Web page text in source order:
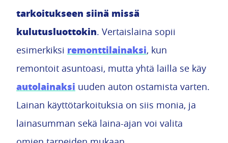
tarkoitukseen siinä missä
kulutusluottokin. Vertaislaina sopii
esimerkiksi remonttilainaksi, kun
remontoit asuntoasi, mutta yhtä lailla se käy
autolainaksi uuden auton ostamista varten.
Lainan käyttötarkoituksia on siis monia, ja
lainasumman sekä laina-ajan voi valita